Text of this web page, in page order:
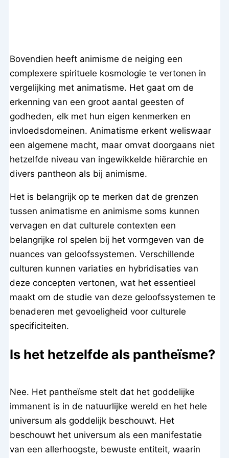
Bovendien heeft animisme de neiging een
complexere spirituele kosmologie te vertonen in
vergelijking met animatisme. Het gaat om de
erkenning van een groot aantal geesten of
godheden, elk met hun eigen kenmerken en
invloedsdomeinen. Animatisme erkent weliswaar
een algemene macht, maar omvat doorgaans niet
hetzelfde niveau van ingewikkelde hiërarchie en
divers pantheon als bij animisme.
Het is belangrijk op te merken dat de grenzen
tussen animatisme en animisme soms kunnen
vervagen en dat culturele contexten een
belangrijke rol spelen bij het vormgeven van de
nuances van geloofssystemen. Verschillende
culturen kunnen variaties en hybridisaties van
deze concepten vertonen, wat het essentieel
maakt om de studie van deze geloofssystemen te
benaderen met gevoeligheid voor culturele
specificiteiten.
Is het hetzelfde als pantheïsme?
Nee. Het pantheïsme stelt dat het goddelijke
immanent is in de natuurlijke wereld en het hele
universum als goddelijk beschouwt. Het
beschouwt het universum als een manifestatie
van een allerhoogste, bewuste entiteit, waarin